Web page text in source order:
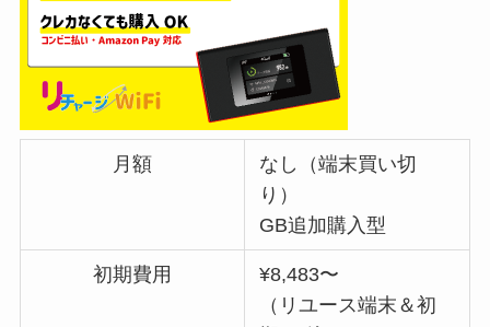
月額
なし（端末買い切
り）
GB追加購入型
初期費用
¥8,483〜
（リユース端末＆初